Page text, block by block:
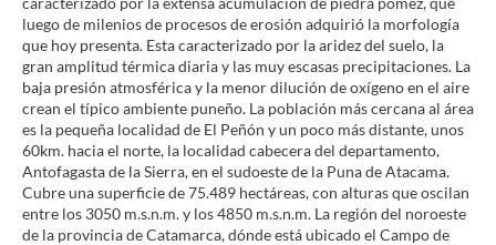
luego de milenios de procesos de erosión adquirió la morfología
que hoy presenta. Esta caracterizado por la aridez del suelo, la
gran amplitud térmica diaria y las muy escasas precipitaciones. La
baja presión atmosférica y la menor dilución de oxígeno en el aire
crean el típico ambiente puneño. La población más cercana al área
es la pequeña localidad de El Peñón y un poco más distante, unos
60km. hacia el norte, la localidad cabecera del departamento,
Antofagasta de la Sierra, en el sudoeste de la Puna de Atacama.
Cubre una superficie de 75.489 hectáreas, con alturas que oscilan
entre los 3050 m.s.n.m. y los 4850 m.s.n.m. La región del noroeste
de la provincia de Catamarca, dónde está ubicado el Campo de